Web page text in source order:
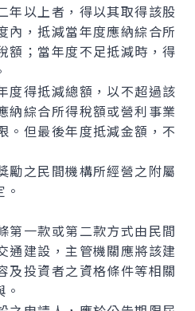
年以上者，得以其取得該股
內，抵減當年度應納綜合所
額；當年度不足抵減時，得
度得抵減總額，以不超過該
納綜合所得稅額或營利事業
。但最後年度抵減金額，不
之民間機構所經營之附屬
一款或第二款方式由民間
通建設，主管機關應將該建
及投資者之資格條件等相關